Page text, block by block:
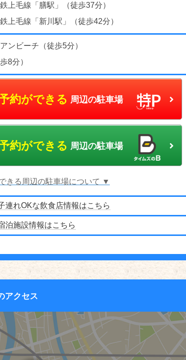
上毛線「膳駅」（徒歩37分）
上毛線「新川駅」（徒歩42分）
ンビーチ（徒歩5分）
8分）
約ができる 周辺の駐車場
約ができる 周辺の駐車場
きる周辺の駐車場について ▼
連れOKな飲食店情報はこちら
泊施設情報はこちら
アクセス